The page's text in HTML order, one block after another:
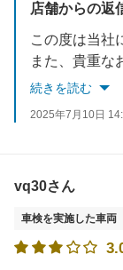
店舗からの返
また、貴重なお時間
続きを読む
2025年7月10日
vq30さん
車検を実施した車両